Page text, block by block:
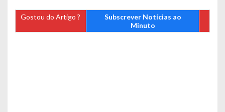
Gostou do Artigo ?
Subscrever Notícias ao
Minuto